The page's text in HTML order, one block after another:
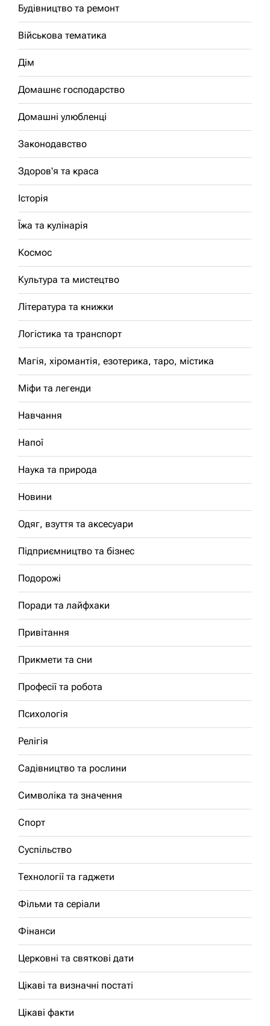
Будівництво та ремонт
Військова тематика
Дім
Домашнє господарство
Домашні улюбленці
Законодавство
Здоров'я та краса
Історія
Їжа та кулінарія
Космос
Культура та мистецтво
Література та книжки
Логістика та транспорт
Магія, хіромантія, езотерика, таро, містика
Міфи та легенди
Навчання
Напої
Наука та природа
Новини
Одяг, взуття та аксесуари
Підприємництво та бізнес
Подорожі
Поради та лайфхаки
Привітання
Прикмети та сни
Професії та робота
Психологія
Релігія
Садівництво та рослини
Символіка та значення
Спорт
Суспільство
Технології та гаджети
Фільми та серіали
Фінанси
Церковні та святкові дати
Цікаві та визначні постаті
Цікаві факти